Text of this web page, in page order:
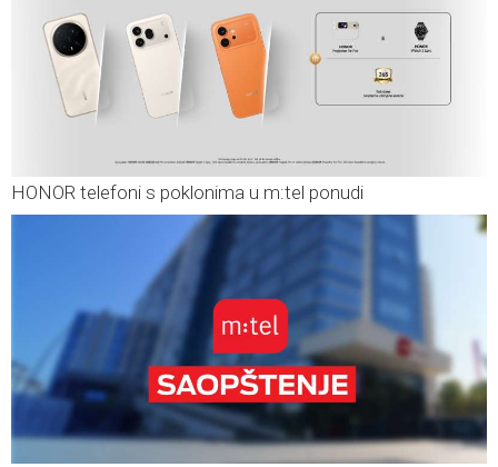
HONOR telefoni s poklonima u m:tel ponudi